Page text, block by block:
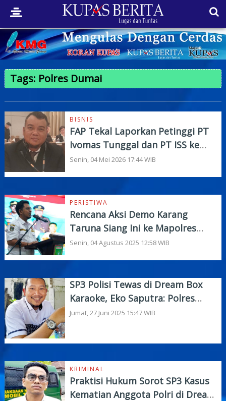
Tags: Polres Dumai
BISNIS
FAP Tekal Laporkan Petinggi PT
Ivomas Tunggal dan PT ISS ke
Mapolres Dumai
Senin, 04 Mei 2026 17:44 WIB
PERISTIWA
Rencana Aksi Demo Karang
Taruna Siang Ini ke Mapolres
Dumai Batal
Senin, 04 Agustus 2025 12:58 WIB
SP3 Polisi Tewas di Dream Box
Karaoke, Eko Saputra: Polres
Dumai Mestinya Terbuka
Jumat, 27 Juni 2025 15:47 WIB
KRIMINAL
Praktisi Hukum Sorot SP3 Kasus
Kematian Anggota Polri di Dream